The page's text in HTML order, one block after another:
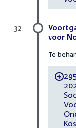
voor
Te
-
32